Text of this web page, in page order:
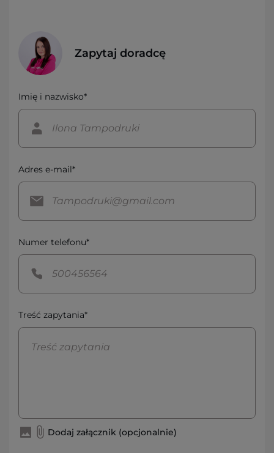
Zapytaj doradcę
Imię i nazwisko*
Adres e-mail*
Numer telefonu*
Treść zapytania*
Dodaj załącznik (opcjonalnie)